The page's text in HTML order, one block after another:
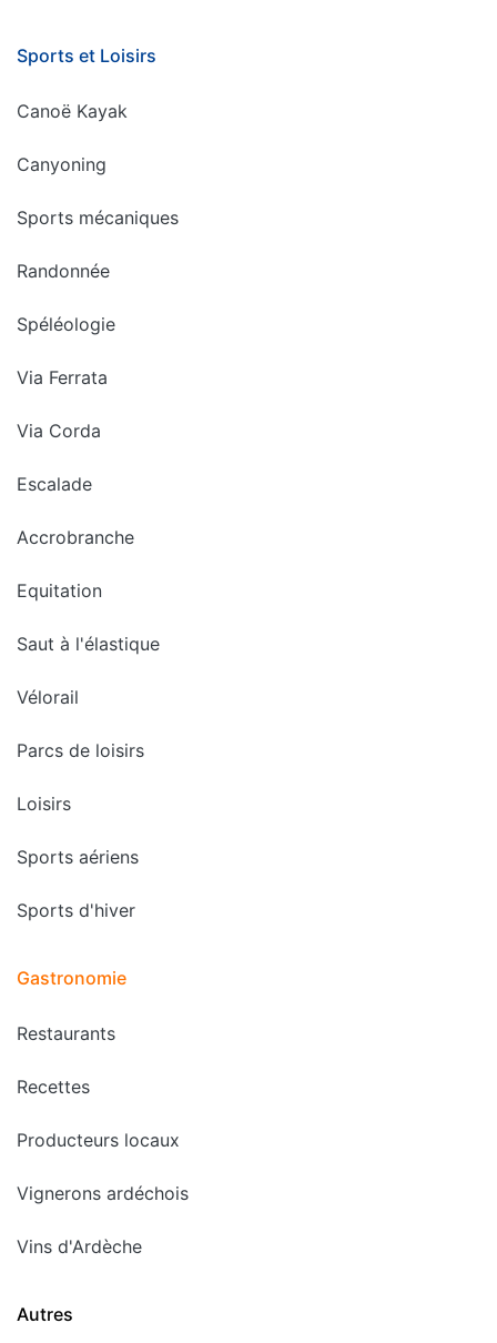
Sports et Loisirs
Canoë Kayak
Canyoning
Sports mécaniques
Randonnée
Spéléologie
Via Ferrata
Via Corda
Escalade
Accrobranche
Equitation
Saut à l'élastique
Vélorail
Parcs de loisirs
Loisirs
Sports aériens
Sports d'hiver
Gastronomie
Restaurants
Recettes
Producteurs locaux
Vignerons ardéchois
Vins d'Ardèche
Autres